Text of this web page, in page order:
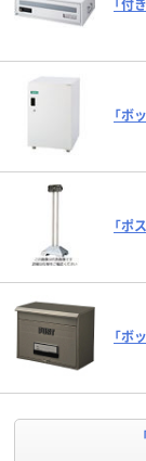
「付
「ボ
「ポ
「ボ